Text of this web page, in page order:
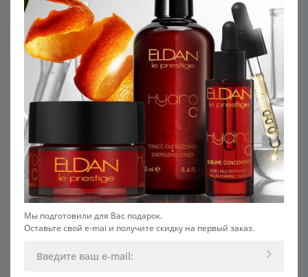
В составе набора:
1. Очищающее средство на изотонической воде, 50
мл
2. Сыворотка-флюид с гиалуроновой кислотой, 15
мл
3. Крем 24 часа с гиалуроновой кислотой, 15 мл
РЕКОМЕНДУЕМ С ЭТИМ
ПРОДУКТОМ
ХИТ
Мы подготовили для Вас подарок.
Оставьте свой e-mai и получите скидку на первый заказ.